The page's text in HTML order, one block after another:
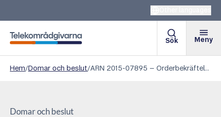
Telekområdgivarna
Sök Meny
Hem/Domar och beslut/ ARN 2015-07895 – Orderbekräftelse inte bevis om avtalad bindningstid
Domar och beslut